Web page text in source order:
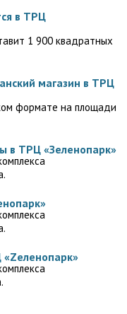
в ТРЦ
1 900 квадратных
магазин в ТРЦ
формате на площади
в ТРЦ «Зеленопарк»